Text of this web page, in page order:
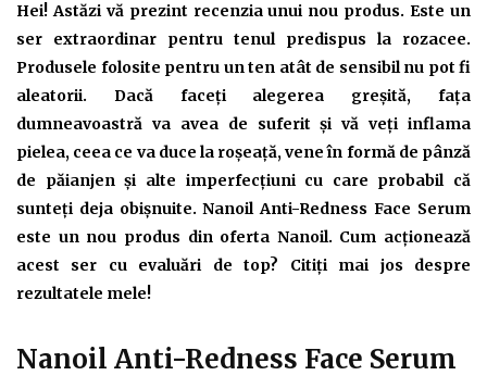
Hei! Astăzi vă prezint recenzia unui nou produs. Este un
ser extraordinar pentru tenul predispus la rozacee.
Produsele folosite pentru un ten atât de sensibil nu pot fi
aleatorii. Dacă faceți alegerea greșită, fața
dumneavoastră va avea de suferit și vă veți inflama
pielea, ceea ce va duce la roșeață, vene în formă de pânză
de păianjen și alte imperfecțiuni cu care probabil că
sunteți deja obișnuite. Nanoil Anti-Redness Face Serum
este un nou produs din oferta Nanoil. Cum acționează
acest ser cu evaluări de top? Citiți mai jos despre
rezultatele mele!
Nanoil Anti-Redness Face Serum